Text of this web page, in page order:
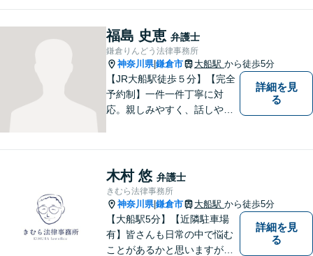
福島 史恵 弁護士
鎌倉りんどう法律事務所
神奈川県|鎌倉市 大船駅 から徒歩5分
【JR大船駅徒歩５分】【完全
予約制】一件一件丁寧に対
応。親しみやすく、話しやす
お問い合わせください。
詳細を見
る
木村 悠 弁護士
きむら法律事務所
神奈川県|鎌倉市 大船駅 から徒歩5分
【大船駅5分】【近隣駐車場
有】皆さんも日常の中で悩む
ことがあるかと思いますが、
詳細を見
る